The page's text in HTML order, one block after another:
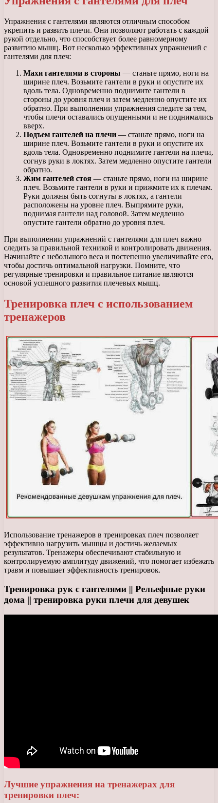
Упражнения с гантелями являются отличным способом
укрепить и развить плечи. Они позволяют работать с каждой
рукой отдельно, что способствует более равномерному
развитию мышц. Вот несколько эффективных упражнений с
гантелями для плеч:
Махи гантелями в стороны — станьте прямо, ноги на
ширине плеч. Возьмите гантели в руки и опустите их
вдоль тела. Одновременно поднимите гантели в
стороны до уровня плеч и затем медленно опустите их
обратно. При выполнении упражнения следите за тем,
чтобы плечи оставались опущенными и не поднимались
вверх.
Подъем гантелей на плечи — станьте прямо, ноги на
ширине плеч. Возьмите гантели в руки и опустите их
вдоль тела. Одновременно поднимите гантели на плечи,
согнув руки в локтях. Затем медленно опустите гантели
обратно.
Жим гантелей стоя — станьте прямо, ноги на ширине
плеч. Возьмите гантели в руки и прижмите их к плечам.
Руки должны быть согнуты в локтях, а гантели
расположены на уровне плеч. Выпрямите руки,
поднимая гантели над головой. Затем медленно
опустите гантели обратно до уровня плеч.
При выполнении упражнений с гантелями для плеч важно
следить за правильной техникой и контролировать движения.
Начинайте с небольшого веса и постепенно увеличивайте его,
чтобы достичь оптимальной нагрузки. Помните, что
регулярные тренировки и правильное питание являются
основой успешного развития плечевых мышц.
Тренировка плеч с использованием
тренажеров
Использование тренажеров в тренировках плеч позволяет
эффективно нагрузить мышцы и достичь желаемых
результатов. Тренажеры обеспечивают стабильную и
контролируемую амплитуду движений, что помогает избежать
травм и повышает эффективность тренировок.
Тренировка рук с гантелями || Рельефные руки
дома || тренировка руки плечи для девушек
Лучшие упражнения на тренажерах для
тренировки плеч: